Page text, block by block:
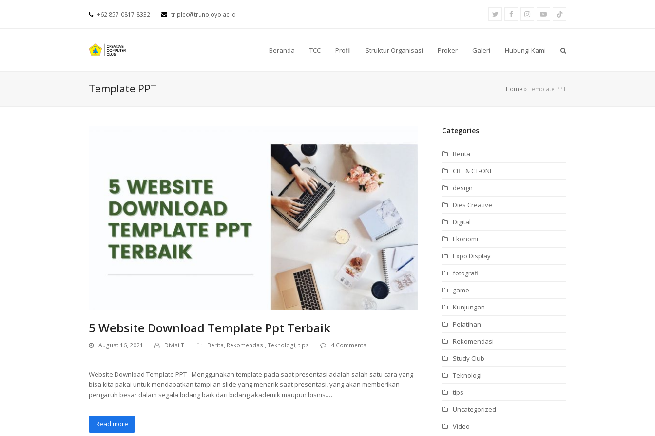
+62 857-0817-8332 triplec@trunojoyo.ac.id TwitterFacebookInstagram
YoutubeTiktok
Beranda TCC Profil Struktur Organisasi Proker Galeri Hubungi Kami
Template PPT Home »Template PPT
5 Website Download Template Ppt Terbaik
August 16, 2021 Divisi TI Berita, Rekomendasi, Teknologi, tips 4 Comments
Website Download Template PPT - Menggunakan template pada saat presentasi adalah salah satu cara yang
bisa kita pakai untuk mendapatkan tampilan slide yang menarik saat presentasi, yang akan memberikan
pengaruh besar dalam segala bidang baik dari bidang akademik maupun bisnis.…
Read more
Categories
Berita
CBT & CT-ONE
design
Dies Creative
Digital
Ekonomi
Expo Display
fotografi
game
Kunjungan
Pelatihan
Rekomendasi
Study Club
Teknologi
tips
Uncategorized
Video